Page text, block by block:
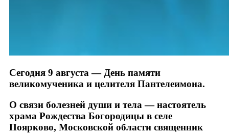
Сегодня 9 августа — День памяти
великомученика и целителя Пантелеимона.
О связи болезней души и тела — настоятель
храма Рождества Богородицы в селе
Поярково, Московской области священник